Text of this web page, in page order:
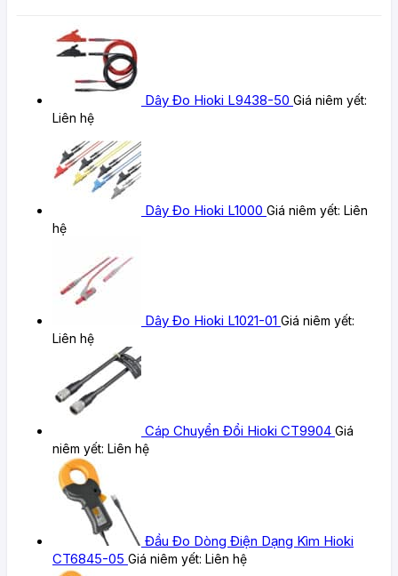
Dây Đo Hioki L9438-50 Giá niêm yết:
Liên hệ
Dây Đo Hioki L1000 Giá niêm yết: Liên
hệ
Dây Đo Hioki L1021-01 Giá niêm yết:
Liên hệ
Cáp Chuyển Đổi Hioki CT9904 Giá
niêm yết: Liên hệ
Đầu Đo Dòng Điện Dạng Kìm Hioki
CT6845-05 Giá niêm yết: Liên hệ